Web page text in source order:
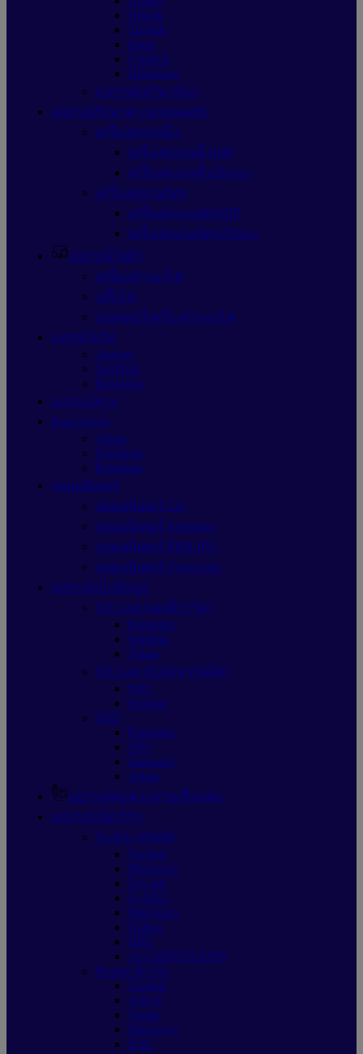
Hilook
Tp-link
Imou
Uniarch
Hikvision
อุปกรณ์เสริมกล้อง
อุปกรณ์รักษาความปลอดภัย
เครื่องสแกนนิ้ว
เครื่องสแกนนิ้วHIP
เครื่องสแกนนิ้วZKteco
เครื่องสแกนบัตร
เครื่องสแกนบัตรHIP
เครื่องสแกนบัตรZKteco
อุปกรณ์ไฟฟ้า
เครื่องสำรองไฟ
ปลั๊กไฟ
แบตเตอรี่เครื่องสำรองไฟ
แฟรชไดร์ฟ
Apacer
SanDisk
Kingston
อุปกรณ์ช่าง
Ram (แรม)
Adata
Synology
Kingston
จอมอนิเตอร์
จอมอนิเตอร์ LG
จอมอนิเตอร์ Samsung
จอมอนิเตอร์ PHILIPS
จอมอนิเตอร์ Viewsonic
อุปกรณ์เก็บข้อมูล
SD Card (เอสดีการ์ด)
Kingston
Sandisk
Adata
SD Card HDD(ฮาร์ดดิส)
WD
Seagate
SSD
Kingston
WD
Samsung
Adata
อุปกรณ์ต่อพ่วง/สายเชื่อมต่อ
อุปกรณ์เน็ตเวิร์ก
Switch (สวิตช์)
Tp-link
Mercusys
D-Link
ZyXEL
Hikvision
Dahua
HPE
ALLIEDTELESIS
Router 4G/5G
Tp-link
ASUS
Tenda
Mercusys
H3C